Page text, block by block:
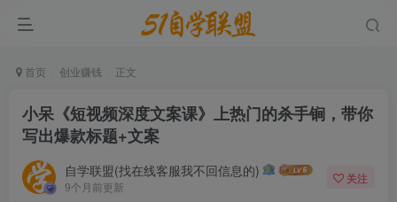
首页 创业赚钱 正文
小呆《短视频深度文案课》上热门的杀手锏，带你
写出爆款标题+文案
自学联盟(找在线客服我不回信息的)
9个月前更新
关注